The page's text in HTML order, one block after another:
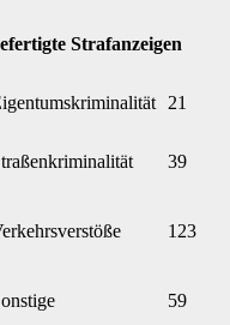
Strafanzeigen
21
39
123
59